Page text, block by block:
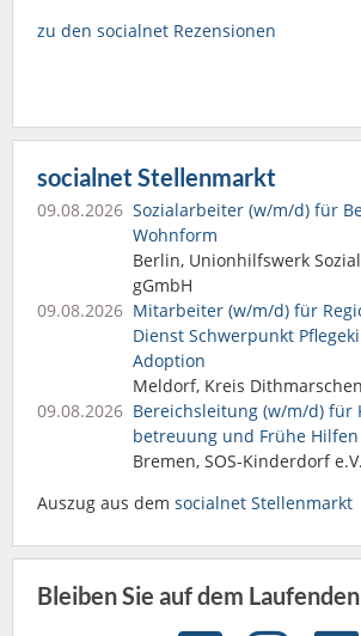
zu den socialnet Rezensionen
socialnet Stellenmarkt
09.08.2026 Sozialarbeiter (w/m/d) für
Wohnform
Berlin, Unionhilfswerk
gGmbH
09.08.2026 Mitarbeiter (w/m/d) für
Dienst Schwerpunkt
Adoption
Meldorf, Kreis Dithmarschen
09.08.2026 Bereichsleitung (w/m/d) für
betreuung und Frühe Hilfen
Bremen, SOS-Kinderdorf e.V.
Auszug aus dem socialnet Stellenmarkt
Bleiben Sie auf dem Laufenden